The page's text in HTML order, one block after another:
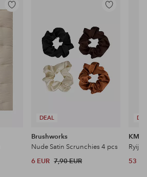
Lisää
DEAL
Lisää
Brushworks
Nude Satin Scrunchies 4 pcs
6 EUR 7,90 EUR
KM
53